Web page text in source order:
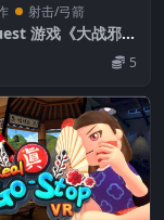
射击/弓箭
游戏《大战邪恶
Lord VR: Evil A 5